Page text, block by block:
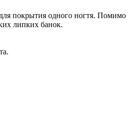
покрытия одного ногтя. Помимо
липких банок.